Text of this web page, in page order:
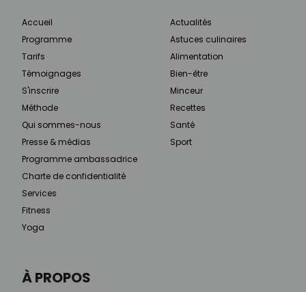
À PROPOS
Accueil
Programme
Tarifs
Témoignages
S'inscrire
Méthode
Qui sommes-nous
Presse & médias
Programme ambassadrice
Charte de confidentialité
Services
Fitness
Yoga
Actualités
Astuces culinaires
Alimentation
Bien-être
Minceur
Recettes
Santé
Sport